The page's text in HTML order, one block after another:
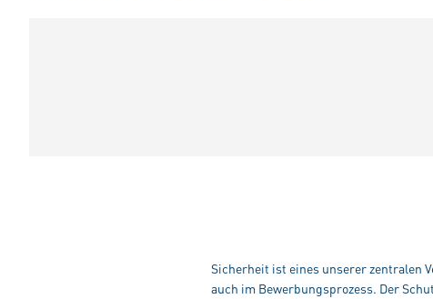
Sicherheit ist eines unserer zentralen
auch im Bewerbungsprozess. Der